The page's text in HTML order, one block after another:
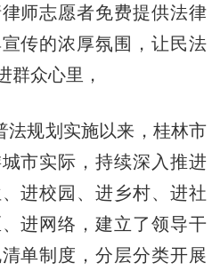
师志愿者免费提供法律
传的浓厚氛围，让民法
群众心里，
规划实施以来，桂林市
市实际，持续深入推进
进校园、进乡村、进社
进网络，建立了领导干
单制度，分层分类开展